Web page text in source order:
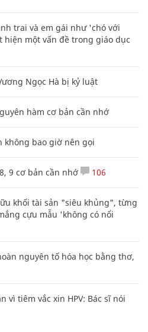
trai và em gái như 'chó với
một vấn đề trong giáo dục
Ngọc Hà bị kỷ luật
hàm cơ bản cần nhớ
không bao giờ nên gọi
9 cơ bản cần nhớ 106
khối tài sản "siêu khủng", từng
cựu mẫu 'không có nổi
nguyên tố hóa học bằng thơ,
vì tiêm vắc xin HPV: Bác sĩ nói